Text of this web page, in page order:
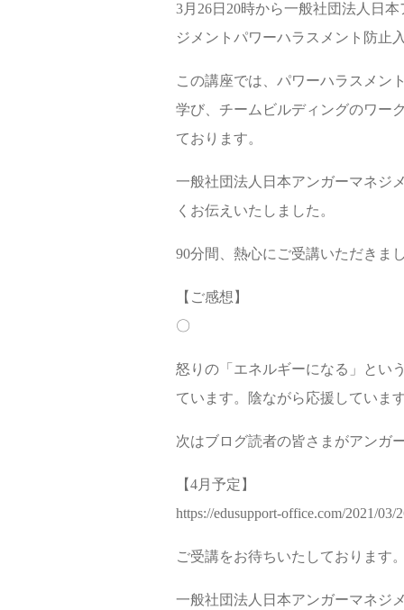
3月26日20時から一般社団法人日
ジメントパワーハラスメント防止
この講座では、パワーハラスメン
学び、チームビルディングのワー
ております。
一般社団法人日本アンガーマネジ
くお伝えいたしました。
90分間、熱心にご受講いただきま
【ご感想】
〇
怒りの「エネルギーになる」とい
ています。陰ながら応援していま
次はブログ読者の皆さまがアンガ
【4月予定】
https://edusupport-office.com/2021/03/
ご受講をお待ちいたしております
一般社団法人日本アンガーマネジ